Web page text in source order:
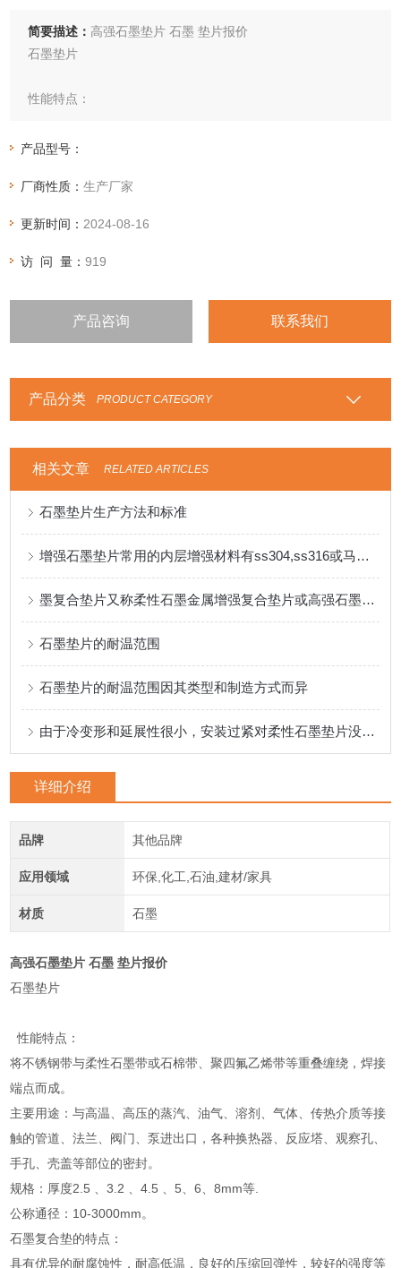
简要描述： 高强石墨垫片 石墨 垫片报价
石墨垫片
性能特点：
绕，焊接端点而成。
质等接触的管道、法兰、阀门、泵进出口，各种换热器、反应
产品型号：
厂商性质：生产厂家
更新时间： 2024-08-16
访 问 量：919
产品咨询 联系我们
产品分类 PRODUCT CATEGORY
相关文章 RELATED ARTICLES
石墨垫片生产方法和标准
增强石墨垫片常用的内层增强材料有ss304,ss316或马口铁等
墨复合垫片又称柔性石墨金属增强复合垫片或高强石墨垫片
石墨垫片的耐温范围
石墨垫片的耐温范围因其类型和制造方式而异
由于冷变形和延展性很小，安装过紧对柔性石墨垫片没有影响
详细介绍
品牌 其他品牌
应用领域 环保,化工,石油,建材/家具
材质 石墨
高强石墨垫片 石墨 垫片报价
石墨垫片
性能特点：
将不锈钢带与柔性石墨带或石棉带、聚四氟乙烯带等重叠缠绕，焊接
端点而成。
主要用途：与高温、高压的蒸汽、油气、溶剂、气体、传热介质等接
触的管道、法兰、阀门、泵进出口，各种换热器、反应塔、观察孔、
手孔、壳盖等部位的密封。
规格：厚度2.5 、3.2 、4.5 、5、6、8mm等.
公称通径：10-3000mm。
石墨复合垫的特点：
具有优异的耐腐蚀性，耐高低温，良好的压缩回弹性，较好的强度等